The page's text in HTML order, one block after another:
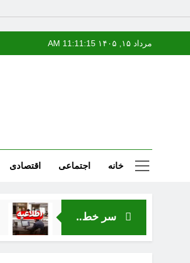
مرداد ۱۵, ۱۴۰۵ 11:11:16 AM
خانه اجتماعی اقتصادی
سر خط..
1 سال Ago